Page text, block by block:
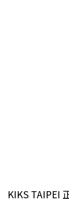
KIKS TAIPEI